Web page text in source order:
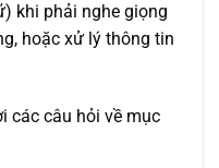
khi phải nghe giọng
hoặc xử lý thông tin
các câu hỏi về mục